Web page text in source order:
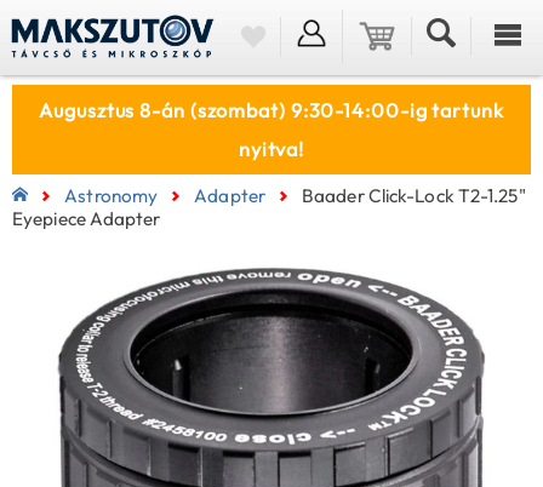
Augusztus 8-án (szombat) 9:30-14:00-ig tartunk
nyitva!
Astronomy Adapter
Baader Click-Lock T2-1.25"
Eyepiece Adapter